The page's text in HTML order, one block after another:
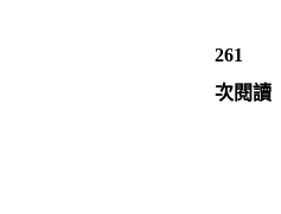
261
次閱讀